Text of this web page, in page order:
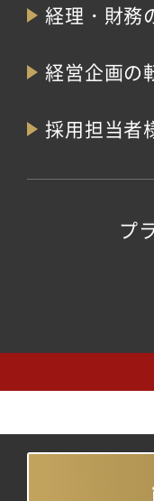
経理・財務
経営企画の
採用担当者
プ